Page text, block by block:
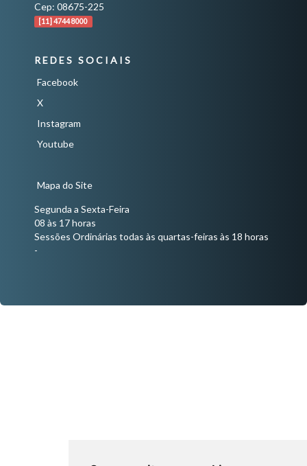
Cep: 08675-225
[11] 4744 8000
REDES SOCIAIS
Facebook
X
Instagram
Youtube
Mapa do Site
Segunda a Sexta-Feira
08 às 17 horas
Sessões Ordinárias todas às quartas-feiras às 18 horas
-